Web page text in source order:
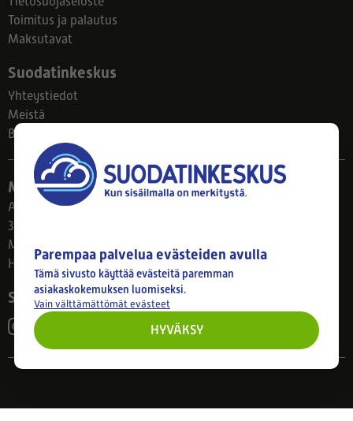
Toimitus ja palautus
Maksutavat
Suodatinkeskus
Yhteystiedot
Meistä
Blogi
Myymälä
Ahlmanintie 61
33800 Tampere
Ma–Pe 8–17
Huom! Myymälän poikkeusaukiolot: 27.7.-21.8. klo 8-16
Seuraa meitä
Parempaa palvelua evästeiden avulla
Tämä sivusto käyttää evästeitä paremman
asiakaskokemuksen luomiseksi.
Vain välttämättömät evästeet
HYVÄKSY